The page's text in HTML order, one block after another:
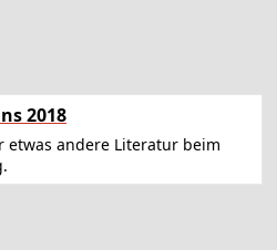
2018
etwas andere Literatur beim